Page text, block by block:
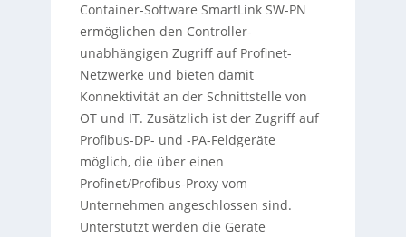
Container-Software SmartLink SW-PN
ermöglichen den Controller-
unabhängigen Zugriff auf Profinet-
Netzwerke und bieten damit
Konnektivität an der Schnittstelle von
OT und IT. Zusätzlich ist der Zugriff auf
Profibus-DP- und -PA-Feldgeräte
möglich, die über einen
Profinet/Profibus-Proxy vom
Unternehmen angeschlossen sind.
Unterstützt werden die Geräte